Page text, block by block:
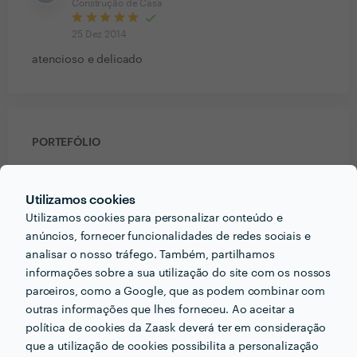
Utilizamos cookies
Utilizamos cookies para personalizar conteúdo e
anúncios, fornecer funcionalidades de redes sociais e
analisar o nosso tráfego. Também, partilhamos
informações sobre a sua utilização do site com os nossos
parceiros, como a Google, que as podem combinar com
outras informações que lhes forneceu. Ao aceitar a
política de cookies da Zaask deverá ter em consideração
que a utilização de cookies possibilita a personalização
Construção de Casa
25 Dez 2014
atencioso e delicado
PORTEFÓLIO